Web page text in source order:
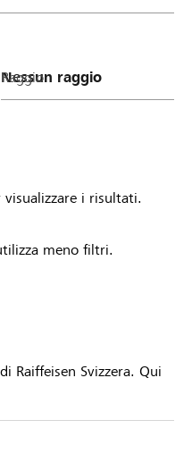
Raggio
visualizzare i risultati.
meno filtri.
Raiffeisen Svizzera. Qui